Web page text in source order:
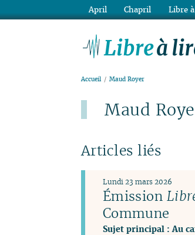
Accueil Maud Royer
Maud
Articles liés
Émission
Commune
Sujet principal : Au
Lundi 23 mars 2026
April Chapril Libre